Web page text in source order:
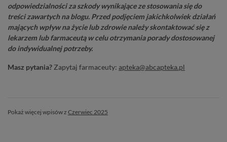
odpowiedzialności za szkody wynikające ze stosowania się do
treści zawartych na blogu. Przed podjęciem jakichkolwiek działań
mających wpływ na życie lub zdrowie należy skontaktować się z
lekarzem lub farmaceutą w celu otrzymania porady dostosowanej
do indywidualnej potrzeby.
Masz pytania? Zapytaj farmaceuty: apteka@abcapteka.pl
Pokaż więcej wpisów z Czerwiec 2025